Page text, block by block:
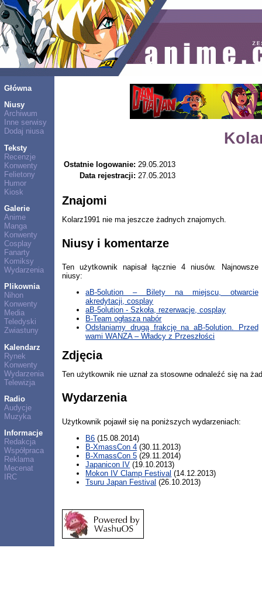
Główna
Niusy
Archiwum
Inne serwisy
Dodaj niusa
Teksty
Recenzje
Konwenty
Felietony
Humor
Kiosk
Galerie
Anime
Manga
Konwenty
Cosplay
Fanarty
Komiksy
Wydarzenia
Plikownia
Nihon
Konwenty
Media
Teledyski
Zwiastuny
Kalendarz
Rynek
Konwenty
Wydarzenia
Telewizja
Radio
Audycje
Muzyka
Informacje
Redakcja
Współpraca
Reklama
Mecenat
IRC
Ostatnie logowanie: 29.05.2013
Data rejestracji: 27.05.2013
Znajomi
Kolarz1991 nie ma jeszcze żadnych znajomych.
Niusy i komentarze
Ten użytkownik napisał łącznie 4 niusów. Najnowsze
niusy:
aB-5olution – Bilety na miejscu, otwarcie
akredytacji, cosplay
aB-5olution - Szkoła, rezerwacje, cosplay
B-Team ogłasza nabór
Odsłaniamy drugą frakcję na aB-5olution. Przed
wami WANZA – Władcy z Przeszłości
Zdjęcia
Ten użytkownik nie uznał za stosowne odnaleźć się na
Wydarzenia
Użytkownik pojawił się na poniższych wydarzeniach:
B6 (15.08.2014)
B-XmassCon 4 (30.11.2013)
B-XmassCon 5 (29.11.2014)
Japanicon IV (19.10.2013)
Mokon IV Clamp Festival (14.12.2013)
Tsuru Japan Festival (26.10.2013)